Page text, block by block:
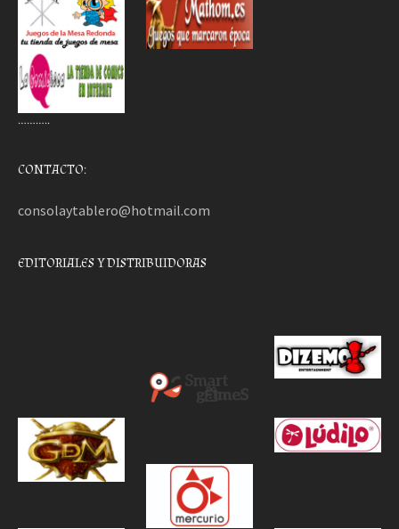
………..
CONTACTO:
consolaytablero@hotmail.com
EDITORIALES Y DISTRIBUIDORAS